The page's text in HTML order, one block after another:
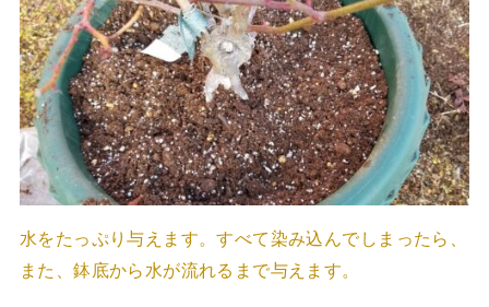
水をたっぷり与えます。すべて染み込んでしまったら、
また、鉢底から水が流れるまで与えます。